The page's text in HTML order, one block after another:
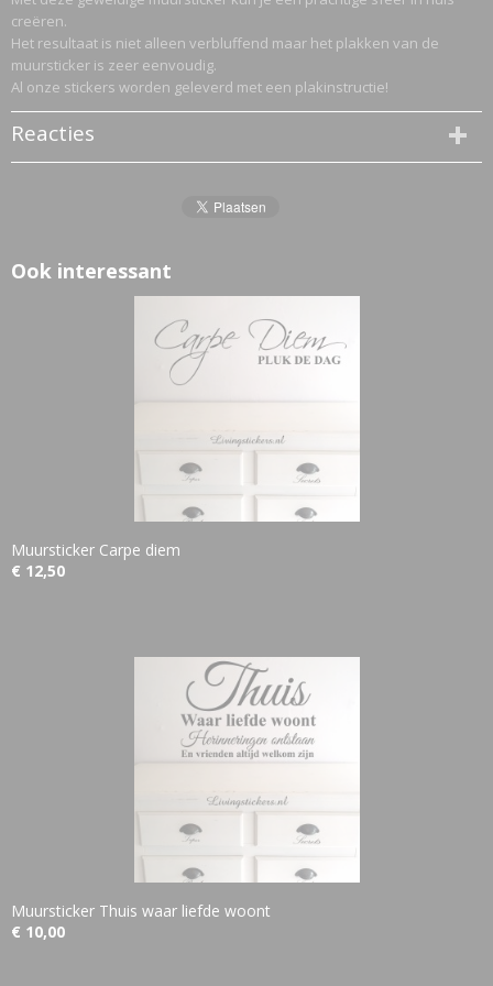
creëren.
Het resultaat is niet alleen verbluffend maar het plakken van de
muursticker is zeer eenvoudig.
Al onze stickers worden geleverd met een plakinstructie!
Reacties
Ook interessant
Muursticker Carpe diem
€ 12,50
Muursticker Thuis waar liefde woont
€ 10,00